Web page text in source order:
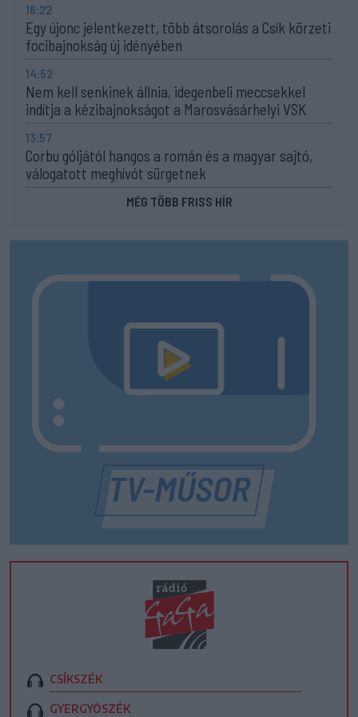
16:22
Egy újonc jelentkezett, több átsorolás a Csík körzeti
focibajnokság új idényében
14:52
Nem kell senkinek állnia, idegenbeli meccsekkel
indítja a kézibajnokságot a Marosvásárhelyi VSK
13:57
Corbu góljától hangos a román és a magyar sajtó,
válogatott meghívót sürgetnek
MÉG TÖBB FRISS HÍR
CSÍKSZÉK
GYERGYÓSZÉK